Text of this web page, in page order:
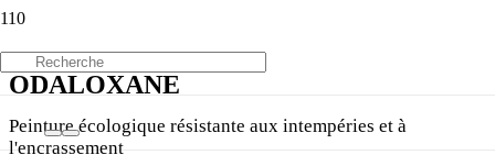
ODALOXANE
Peinture écologique résistante aux intempéries et à
l'encrassement